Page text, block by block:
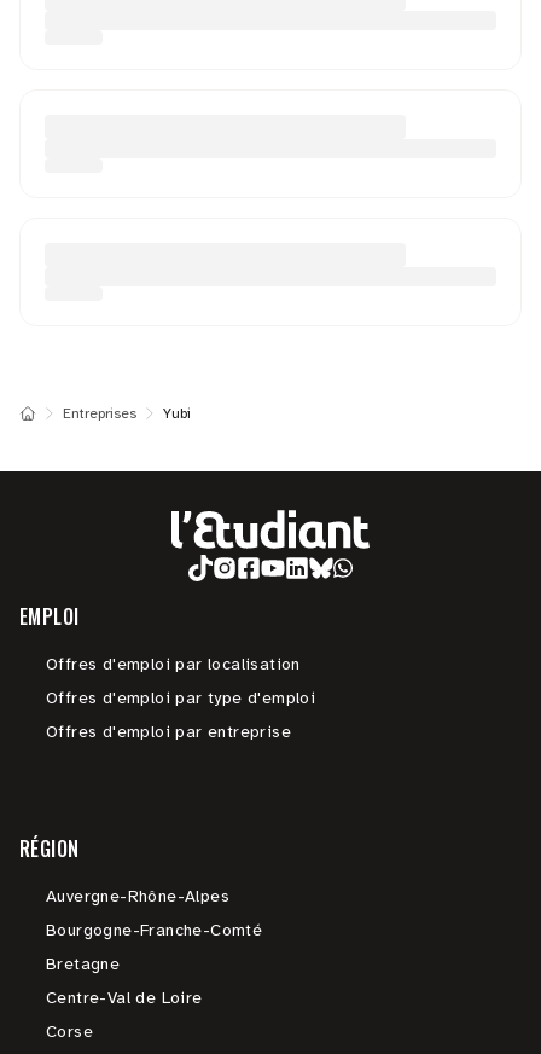
Entreprises Yubi
EMPLOI
Offres d'emploi par localisation
Offres d'emploi par type d'emploi
Offres d'emploi par entreprise
RÉGION
Auvergne-Rhône-Alpes
Bourgogne-Franche-Comté
Bretagne
Centre-Val de Loire
Corse